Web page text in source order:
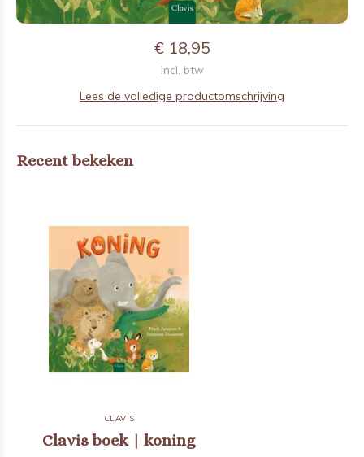
€ 18,95
Incl. btw
Lees de volledige productomschrijving
Recent bekeken
CLAVIS
Clavis boek | koning